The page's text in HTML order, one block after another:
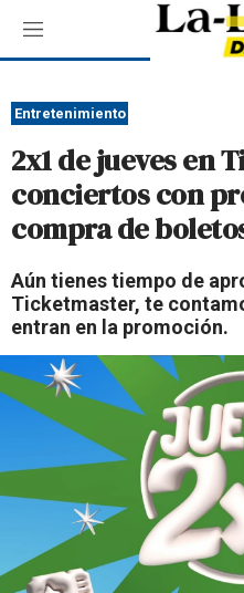
M
e
ú
Entretenimiento
2x1 de jueves en
conciertos con
compra de
Aún tienes tiempo de
Ticketmaster, te
entran en la promoción.